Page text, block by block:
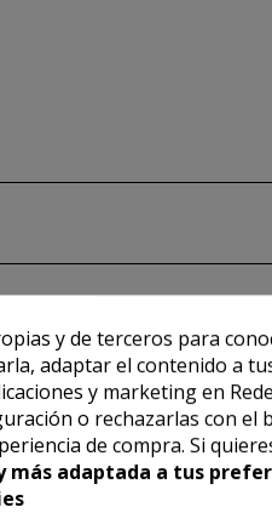
y de terceros para
adaptar el contenido a
y marketing en
o rechazarlas con el
de compra. Si
adaptada a tus